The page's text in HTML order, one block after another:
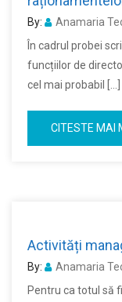
By: Anamaria
În cadrul probei
funcțiilor de
cel mai probabil […]
CITESTE MAI
Activități
By: Anamaria
Pentru ca totul să